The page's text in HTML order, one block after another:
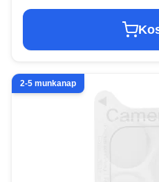
2-5 munkanap